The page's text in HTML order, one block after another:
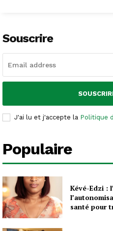
Souscrire
J'ai lu et j'accepte la Politique
Populaire
Kévé-Edzi :
santé pour